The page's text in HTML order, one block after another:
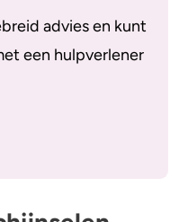
advies en kunt
een hulpverlener